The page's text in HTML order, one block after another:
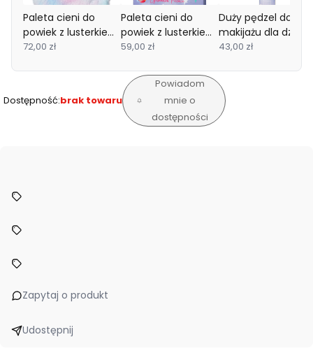
Paleta cieni do
powiek z lusterkiem
dla dzieci w
Jednorożec Souza!
72,00 zł
Paleta cieni do
powiek z lusterkiem
dla dzieci 9 el.
59,00 zł
Duży pędzel do
makijażu dla dzieci
Souza!
43,00 zł
Dostępność:brak towaru
Powiadom
mnie o
dostępności
Zapytaj o produkt
Udostępnij